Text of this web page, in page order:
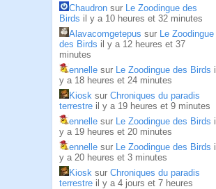
Chaudron sur Le Zoodingue des
Birds il y a 10 heures et 32 minutes
Alavacomgetepus sur Le Zoodingue
des Birds il y a 12 heures et 37
minutes
ennelle sur Le Zoodingue des Birds il
y a 18 heures et 24 minutes
Kiosk sur Chroniques du paradis
terrestre il y a 19 heures et 9 minutes
ennelle sur Le Zoodingue des Birds il
y a 19 heures et 20 minutes
ennelle sur Le Zoodingue des Birds il
y a 20 heures et 3 minutes
Kiosk sur Chroniques du paradis
terrestre il y a 4 jours et 7 heures